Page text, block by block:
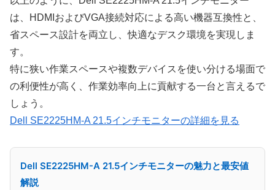
は、HDMIおよびVGA接続対応による高い機器互換性と、
省スペース設計を両立し、快適なデスク環境を実現しま
す。
特に狭い作業スペースや複数デバイスを使い分ける場面で
の利便性が高く、作業効率向上に貢献する一台と言えるで
しょう。
Dell SE2225HM-A 21.5インチモニターの詳細を見る
Dell SE2225HM-A 21.5インチモニターの魅力と最安値
解説